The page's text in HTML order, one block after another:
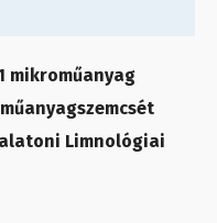
mikroműanyag
Limnológiai